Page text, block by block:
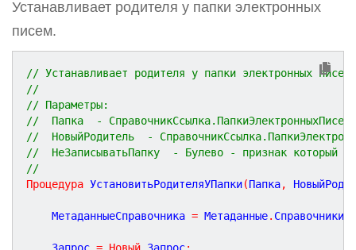
Устанавливает родителя у папки электронных
писем.
// Устанавливает родителя у папки электронных писем.
//
// Параметры:
//  Папка  -
//  НовыйРодитель  -
//  НеЗаписыватьПапку  - Булево - признак который
//
Процедура УстановитьРодителяУПапки(Папка,
	МетаданныеСправочника
= Метаданные. Справочники
	Запрос
= Новый Запрос;